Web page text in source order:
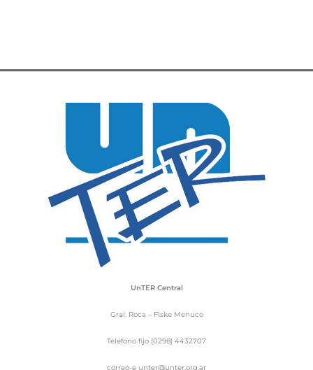
UnTER Central
Gral. Roca – Fiske Menuco
Teléfono fijo (0298) 4432707
correo-e unter@unter.org.ar